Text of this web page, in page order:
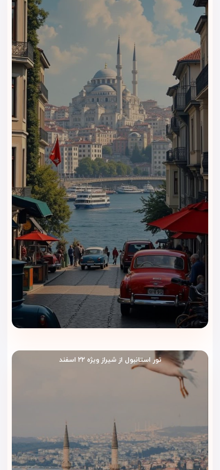
تور استانبول از شیراز ویژه ۲۲ اسفند